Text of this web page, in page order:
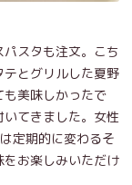
スタも注文。こち
とグリルした夏野
美味しかったで
てきました。女性
定期的に変わるそ
お楽しみいただけ